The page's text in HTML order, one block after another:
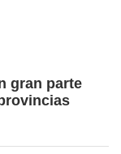
gran parte